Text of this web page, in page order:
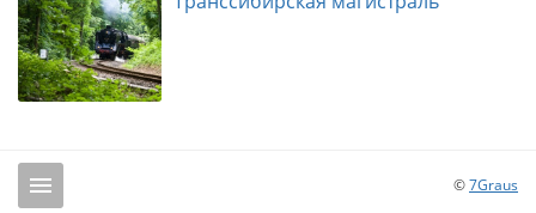
©7Graus